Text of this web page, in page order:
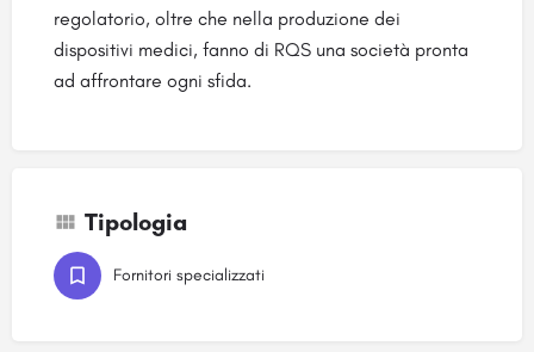
regolatorio, oltre che nella produzione dei
dispositivi medici, fanno di RQS una società pronta
ad affrontare ogni sfida.
Tipologia
Fornitori specializzati